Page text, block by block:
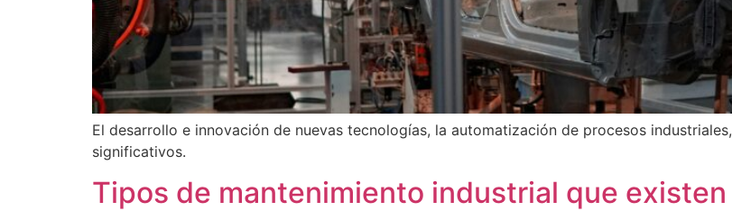
El desarrollo e innovación de nuevas tecnologías, la automatización de procesos
significativos.
Tipos de mantenimiento industrial que existen